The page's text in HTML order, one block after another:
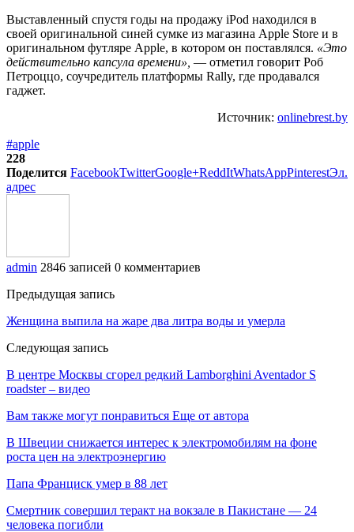
Выставленный спустя годы на продажу iPod находился в
своей оригинальной синей сумке из магазина Apple Store и в
оригинальном футляре Apple, в котором он поставлялся. «Это
действительно капсула времени», — отметил говорит Роб
Петроццо, соучредитель платформы Rally, где продавался
гаджет.
Источник: onlinebrest.by
#apple
228
Поделится FacebookTwitterGoogle+ReddItWhatsAppPinterestЭл.
адрес
admin 2846 записей 0 комментариев
Предыдущая запись
Женщина выпила на жаре два литра воды и умерла
Следующая запись
В центре Москвы сгорел редкий Lamborghini Aventador S
roadster – видео
Вам также могут понравиться Еще от автора
В Швеции снижается интерес к электромобилям на фоне
роста цен на электроэнергию
Папа Франциск умер в 88 лет
Смертник совершил теракт на вокзале в Пакистане — 24
человека погибли